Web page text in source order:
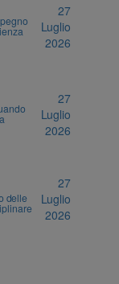
27
Luglio
2026
27
Luglio
2026
delle
27
Luglio
2026